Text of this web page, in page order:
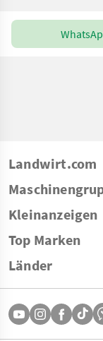
Landwirt.com
Kleinanzeigen
Top Marken
Länder